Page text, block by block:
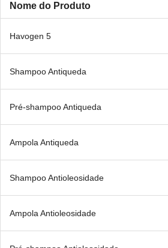
produto
agrupado
Nome do Produto
Havogen 5
Shampoo Antiqueda
Pré-shampoo Antiqueda
Ampola Antiqueda
Shampoo Antioleosidade
Ampola Antioleosidade